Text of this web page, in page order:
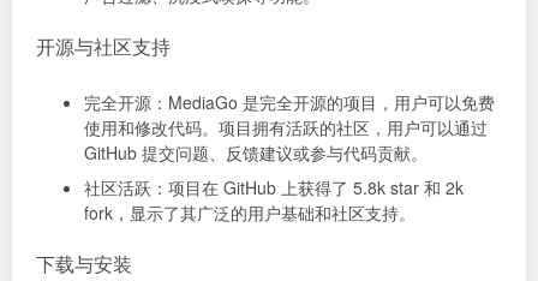
开源与社区支持
完全开源：MediaGo 是完全开源的项目，用户可以免费
使用和修改代码。项目拥有活跃的社区，用户可以通过
GitHub 提交问题、反馈建议或参与代码贡献。
社区活跃：项目在 GitHub 上获得了 5.8k star 和 2k
fork，显示了其广泛的用户基础和社区支持。
下载与安装